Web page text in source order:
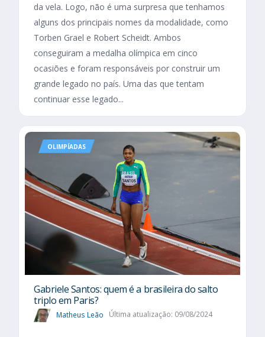
da vela. Logo, não é uma surpresa que tenhamos
alguns dos principais nomes da modalidade, como
Torben Grael e Robert Scheidt. Ambos
conseguiram a medalha olímpica em cinco
ocasiões e foram responsáveis por construir um
grande legado no país. Uma das que tentam
continuar esse legado...
OLIMPÍADAS
Gabriele Santos: quem é a brasileira do salto
triplo em Paris?
Matheus Leão Última atualização: 09/08/2024